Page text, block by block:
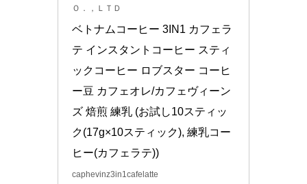
Ｏ．，ＬＴＤ
ベトナムコーヒー 3IN1 カフェラ
テ インスタントコーヒー スティ
ックコーヒー ロブスター コーヒ
ー豆 カフェオレ/カフェヴィーン
ズ 焙煎 練乳 (お試し10スティッ
ク(17g×10スティック), 練乳コー
ヒー(カフェラテ))
caphevinz3in1cafelatte